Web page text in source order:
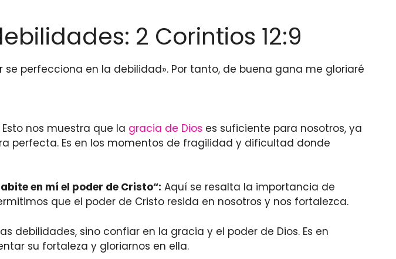
2 Corintios 12:9
se perfecciona en la debilidad». Por tanto, de buena gana me gloriaré
Esto nos muestra que la gracia de Dios es suficiente para nosotros, ya
perfecta. Es en los momentos de fragilidad y dificultad donde
en mí el poder de Cristo“: Aquí se resalta la importancia de
que el poder de Cristo resida en nosotros y nos fortalezca.
debilidades, sino confiar en la gracia y el poder de Dios. Es en
su fortaleza y gloriarnos en ella.